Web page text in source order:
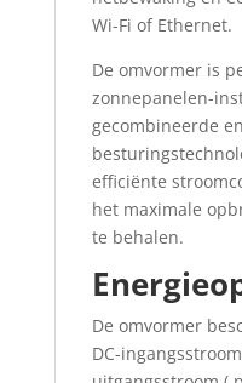
Wi-Fi of Ethernet.
De omvormer is
zonnepanelen-
gecombineerde
efficiënte
het maximale
te behalen.
De omvormer
DC-